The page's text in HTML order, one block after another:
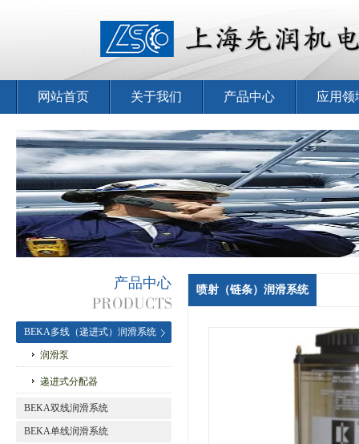
网站首页 关于我们 产品中心 应用领
产品中心
BEKA多线（递进式）润滑系统
润滑泵
递进式分配器
BEKA双线润滑系统
BEKA单线润滑系统
喷射（链条）润滑系统